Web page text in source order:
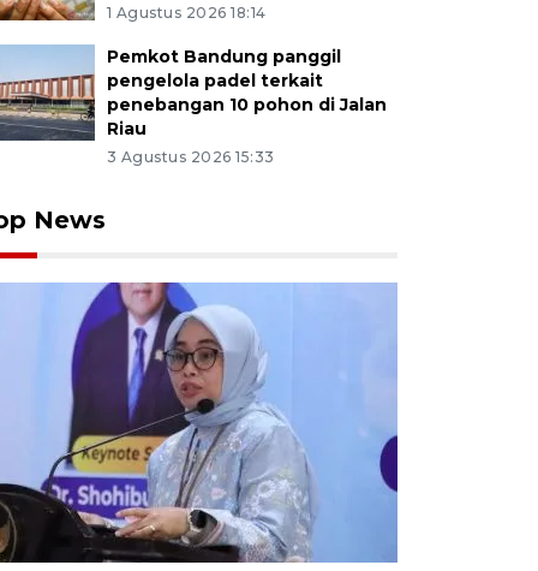
adat Cireundeu menabur bunga di titik longsor
Hari Peduli Sampah Nasional (HPSN) di Cimahi, Jawa
longsornya sampah di TPA Leuwigajah yang
Raisan Al Farisi/agr
1 Agustus 2026 18:14
Pemkot Bandung panggil
pengelola padel terkait
penebangan 10 pohon di Jalan
Riau
3 Agustus 2026 15:33
News